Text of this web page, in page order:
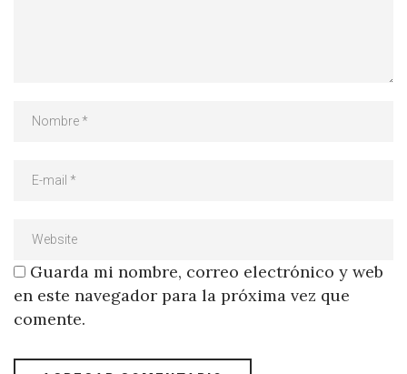
Guarda mi nombre, correo electrónico y web
en este navegador para la próxima vez que
comente.